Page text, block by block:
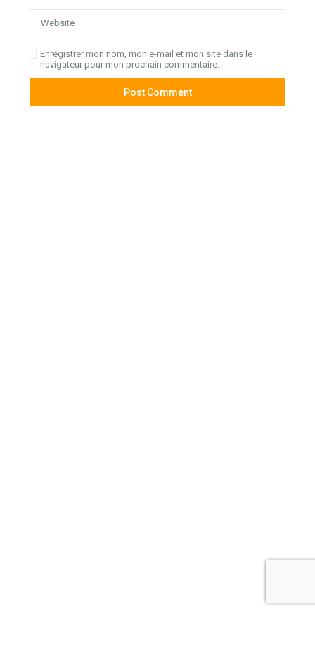
Enregistrer mon nom, mon e-mail et mon site dans le
navigateur pour mon prochain commentaire.